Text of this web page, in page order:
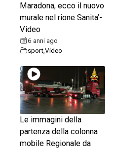
Maradona, ecco il nuovo
murale nel rione Sanita’-
Video
6 anni ago
sportVideo
Le immagini della
partenza della colonna
mobile Regionale da